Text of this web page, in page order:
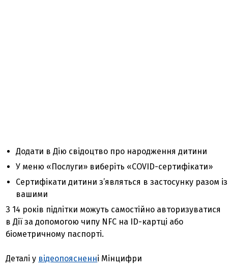
Додати в Дію свідоцтво про народження дитини
У меню «Послуги» виберіть «COVID-сертифікати»
Сертифікати дитини з’являться в застосунку разом із
вашими
З 14 років підлітки можуть самостійно авторизуватися
в Дії за допомогою чипу NFC на ID-картці або
біометричному паспорті.
Деталі у відеопоясненні Мінцифри